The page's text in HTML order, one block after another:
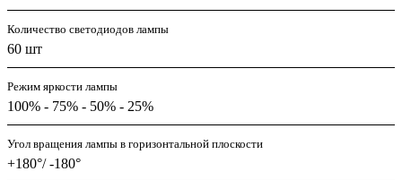
Количество светодиодов лампы
60 шт
Режим яркости лампы
100% - 75% - 50% - 25%
Угол вращения лампы в горизонтальной плоскости
+180°/ -180°